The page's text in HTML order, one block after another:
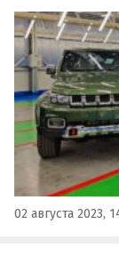
BJ40, продажи
начаться уже
02 августа 2023,